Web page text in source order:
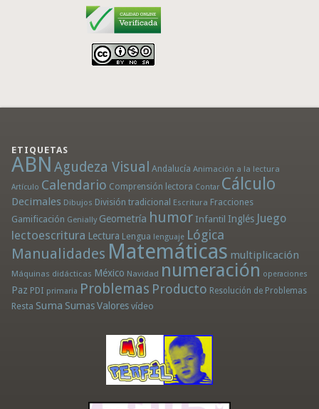
ETIQUETAS
ABN Agudeza Visual Andalucía Animación a la lectura
Artículo Calendario Comprensión lectora Contar Cálculo
Decimales Dibujos División tradicional Escritura Fracciones
Gamificación Genially Geometría humor Infantil Inglés Juego
lectoescritura Lectura Lengua lenguaje Lógica
Manualidades Matemáticas multiplicación
Máquinas didácticas México Navidad numeración operaciones
Paz PDI primaria Problemas Producto Resolución de Problemas
Resta Suma Sumas Valores vídeo